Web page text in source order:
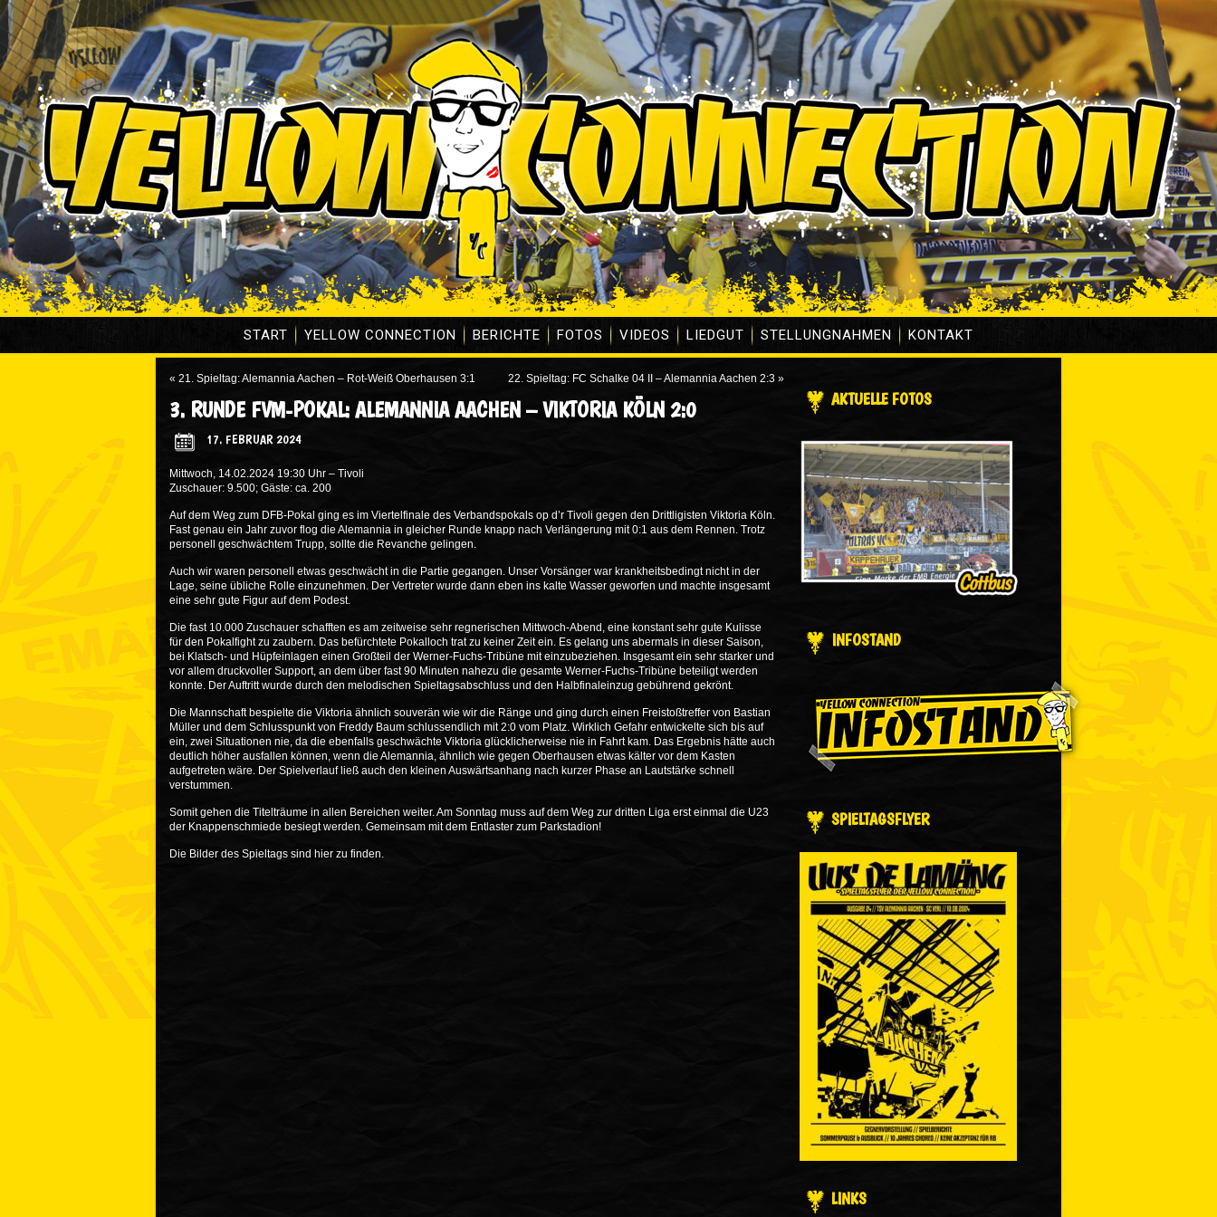
START YELLOW CONNECTION BERICHTE FOTOS VIDEOS LIEDGUT STELLUNGNAHMEN KONTAKT
« 21. Spieltag: Alemannia Aachen – Rot-Weiß Oberhausen 3:1 22. Spieltag: FC Schalke 04 II – Alemannia Aachen 2:3 »
3. RUNDE FVM-POKAL: ALEMANNIA AACHEN – VIKTORIA KÖLN 2:0
17. FEBRUAR 2024
Mittwoch, 14.02.2024 19:30 Uhr – Tivoli
Zuschauer: 9.500; Gäste: ca. 200
Auf dem Weg zum DFB-Pokal ging es im Viertelfinale des Verbandspokals op d’r Tivoli gegen den Drittligisten Viktoria Köln.
Fast genau ein Jahr zuvor flog die Alemannia in gleicher Runde knapp nach Verlängerung mit 0:1 aus dem Rennen. Trotz
personell geschwächtem Trupp, sollte die Revanche gelingen.
Auch wir waren personell etwas geschwächt in die Partie gegangen. Unser Vorsänger war krankheitsbedingt nicht in der
Lage, seine übliche Rolle einzunehmen. Der Vertreter wurde dann eben ins kalte Wasser geworfen und machte insgesamt
eine sehr gute Figur auf dem Podest.
Die fast 10.000 Zuschauer schafften es am zeitweise sehr regnerischen Mittwoch-Abend, eine konstant sehr gute Kulisse
für den Pokalfight zu zaubern. Das befürchtete Pokalloch trat zu keiner Zeit ein. Es gelang uns abermals in dieser Saison,
bei Klatsch- und Hüpfeinlagen einen Großteil der Werner-Fuchs-Tribüne mit einzubeziehen. Insgesamt ein sehr starker und
vor allem druckvoller Support, an dem über fast 90 Minuten nahezu die gesamte Werner-Fuchs-Tribüne beteiligt werden
konnte. Der Auftritt wurde durch den melodischen Spieltagsabschluss und den Halbfinaleinzug gebührend gekrönt.
Die Mannschaft bespielte die Viktoria ähnlich souverän wie wir die Ränge und ging durch einen Freistoßtreffer von Bastian
Müller und dem Schlusspunkt von Freddy Baum schlussendlich mit 2:0 vom Platz. Wirklich Gefahr entwickelte sich bis auf
ein, zwei Situationen nie, da die ebenfalls geschwächte Viktoria glücklicherweise nie in Fahrt kam. Das Ergebnis hätte auch
deutlich höher ausfallen können, wenn die Alemannia, ähnlich wie gegen Oberhausen etwas kälter vor dem Kasten
aufgetreten wäre. Der Spielverlauf ließ auch den kleinen Auswärtsanhang nach kurzer Phase an Lautstärke schnell
verstummen.
Somit gehen die Titelträume in allen Bereichen weiter. Am Sonntag muss auf dem Weg zur dritten Liga erst einmal die U23
der Knappenschmiede besiegt werden. Gemeinsam mit dem Entlaster zum Parkstadion!
Die Bilder des Spieltags sind hier zu finden.
AKTUELLE FOTOS
INFOSTAND
SPIELTAGSFLYER
LINKS